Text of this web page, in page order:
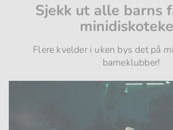
Sjekk ut alle barns
Flere kvelder i uken bys det på
barneklubber!